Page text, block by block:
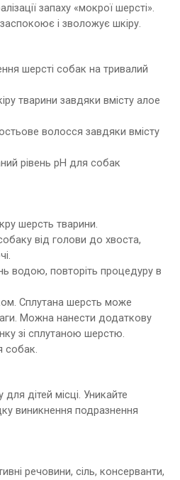
запаху «мокрої шерсті».
і зволожує шкіру.
шерсті собак на тривалий
тварини завдяки вмісту алое
волосся завдяки вмісту
рівень pH для собак
шерсть тварини.
від голови до хвоста,
водою, повторіть процедуру в
Сплутана шерсть може
Можна нанести додаткову
зі сплутаною шерстю.
собак.
дітей місці. Уникайте
виникнення подразнення
речовини, сіль, консерванти,